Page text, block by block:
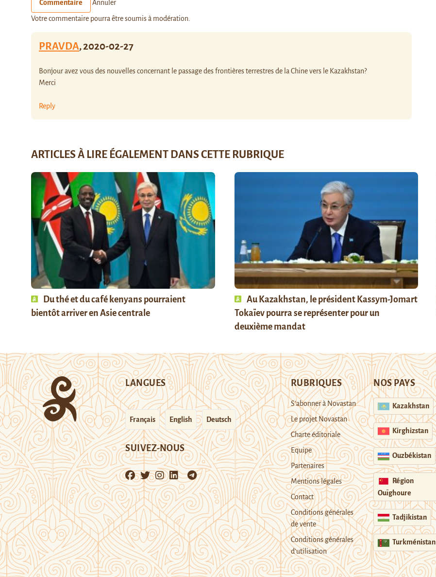
Commentaire Annuler
Votre commentaire pourra être soumis à modération.
PRAVDA,2020-02-27
Bonjour avez vous des nouvelles concernant le passage des frontières terrestres de la Chine vers le Kazakhstan?
Merci
Reply
ARTICLES À LIRE ÉGALEMENT DANS CETTE RUBRIQUE
Du thé et du café kenyans pourraient
bientôt arriver en Asie centrale
Au Kazakhstan, le président Kassym-Jomart
Tokaïev pourra se représenter pour un
deuxième mandat
LANGUES
Français English Deutsch
SUIVEZ-NOUS
RUBRIQUES
S’abonner à Novastan
Le projet Novastan
Charte éditoriale
Equipe
Partenaires
Mentions légales
Contact
Conditions générales
de vente
Conditions générales
d’utilisation
NOS PAYS
Kazakhstan
Kirghizstan
Ouzbékistan
Région
Ouïghoure
Tadjikistan
Turkménistan